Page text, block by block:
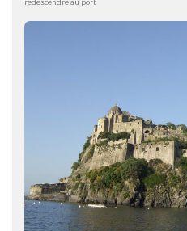
redescendre au port